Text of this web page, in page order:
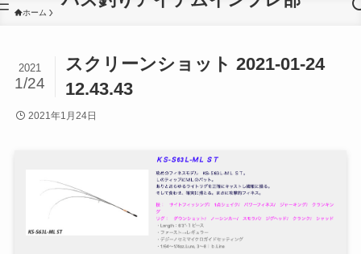
ホーム
スクリーンショット 2021-01-24
12.43.43
2021
1/24
2021年1月24日